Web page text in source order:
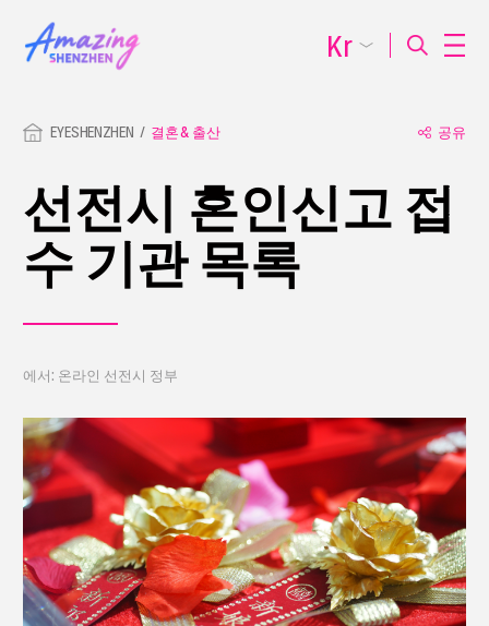
EYESHENZHEN 결혼 & 출산 공유
선전시 혼인신고 접
수 기관 목록
에서: 온라인 선전시 정부
Kr